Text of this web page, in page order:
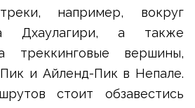
например, вокруг
Дхаулагири, а также
треккинговые вершины,
и Айленд-Пик в Непале.
стоит обзавестись